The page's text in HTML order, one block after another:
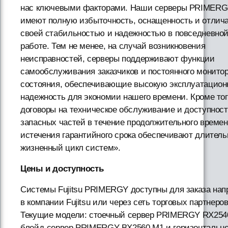
нас ключевыми факторами. Наши серверы
имеют полную избыточность, оснащенность и
своей стабильностью и надежностью в
работе. Тем не менее, на случай возникновения
неисправностей, серверы поддерживают функции
самообслуживания заказчиков и постоянного
состояния, обеспечивающие высокую
надежность для экономии нашего времени. Кроме
договоры на техническое обслуживание и
запасных частей в течение продолжительного
истечения гарантийного срока обеспечивают
жизненный цикл систем».
Цены и доступность
Системы Fujitsu PRIMERGY доступны для заказа
в компании Fujitsu или через сеть торговых
Текущие модели: стоечный сервер PRIMERGY